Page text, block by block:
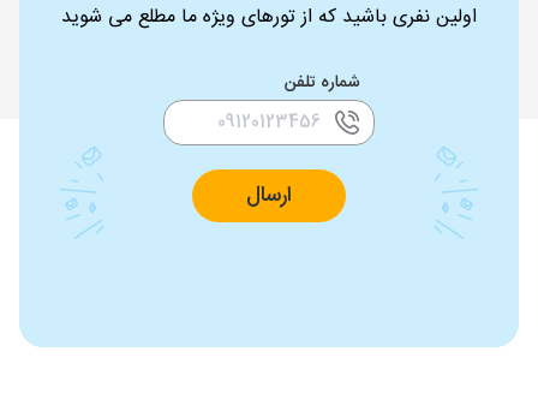
اولین نفری باشید که از تورهای ویژه ما مطلع می شوید
شماره تلفن
ارسال